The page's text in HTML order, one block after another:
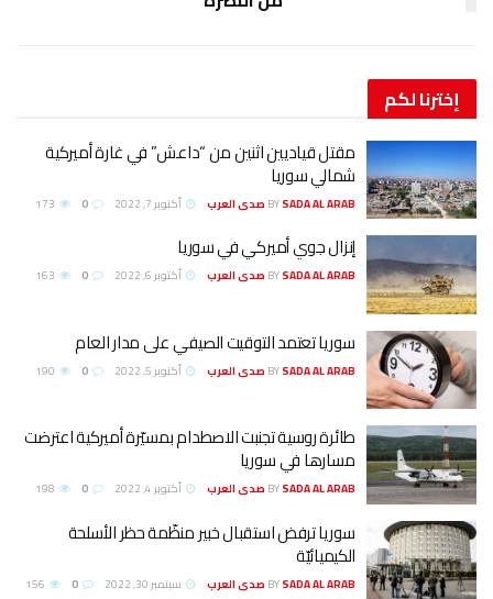
إخترنالكم
مقتل قياديين اثنين من “داعش” في غارة أميركية
شمالي سوريا
BYSADA AL ARAB صدى العرب أكتوبر 7, 2022
إنزال جوي أميركي في سوريا
BYSADA AL ARAB صدى العرب أكتوبر 6, 2022
سوريا تعتمد التوقيت الصيفي على مدار العام
BYSADA AL ARAB صدى العرب أكتوبر 5, 2022
طائرة روسية تجنبت الاصطدام بمسيّرة أميركية اعترضت
مسارها في سوريا
BYSADA AL ARAB صدى العرب أكتوبر 4, 2022
سوريا ترفض استقبال خبير منظّمة حظر الأسلحة
الكيميائيّة
BYSADA AL ARAB صدى العرب سبتمبر 30, 2022